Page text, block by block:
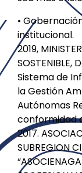
•
institucional.
2019,
Sistema de
la Gestión
Autónomas
conformidad
2017.
SUBREGION